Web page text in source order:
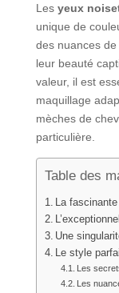
Les yeux
unique de
des nuances
leur beauté
valeur, il est
maquillage
mèches de
particulière.
Table des
La
Une
Le style
Les
Les